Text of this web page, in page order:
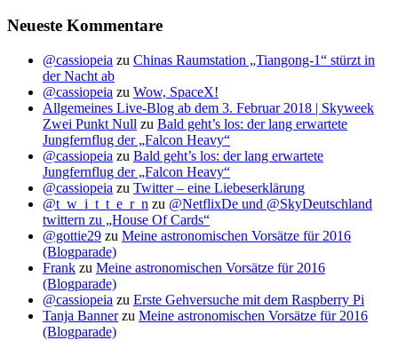
Neueste Kommentare
@cassiopeia zu Chinas Raumstation „Tiangong-1“ stürzt in
der Nacht ab
@cassiopeia zu Wow, SpaceX!
Allgemeines Live-Blog ab dem 3. Februar 2018 | Skyweek
Zwei Punkt Null zu Bald geht’s los: der lang erwartete
Jungfernflug der „Falcon Heavy“
@cassiopeia zu Bald geht’s los: der lang erwartete
Jungfernflug der „Falcon Heavy“
@cassiopeia zu Twitter – eine Liebeserklärung
@t_w_i_t_t_e_r_n zu @NetflixDe und @SkyDeutschland
twittern zu „House Of Cards“
@gottie29 zu Meine astronomischen Vorsätze für 2016
(Blogparade)
Frank zu Meine astronomischen Vorsätze für 2016
(Blogparade)
@cassiopeia zu Erste Gehversuche mit dem Raspberry Pi
Tanja Bannerzu Meine astronomischen Vorsätze für 2016
(Blogparade)